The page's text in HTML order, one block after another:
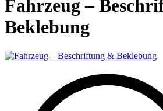
Fahrzeug –
Beklebung